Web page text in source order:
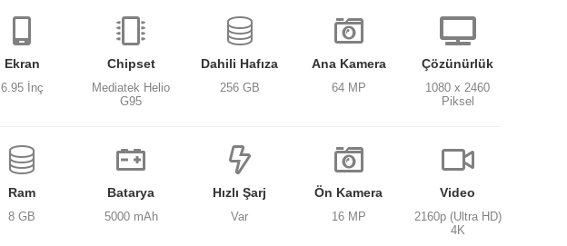
Ekran
6.95 İnç
Chipset
Mediatek Helio
G95
Dahili Hafıza
256 GB
Ana Kamera
64 MP
Çözünürlük
1080 x 2460
Piksel
Ram
8 GB
Batarya
5000 mAh
Hızlı Şarj
Var
Ön Kamera
16 MP
Video
2160p (Ultra HD)
4K